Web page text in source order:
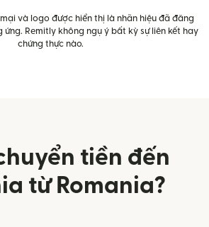
và logo được hiển thị là nhãn hiệu đã đăng
ứng. Remitly không ngụ ý bất kỳ sự liên kết hay
chứng thực nào.
tiền đến
từ Romania?